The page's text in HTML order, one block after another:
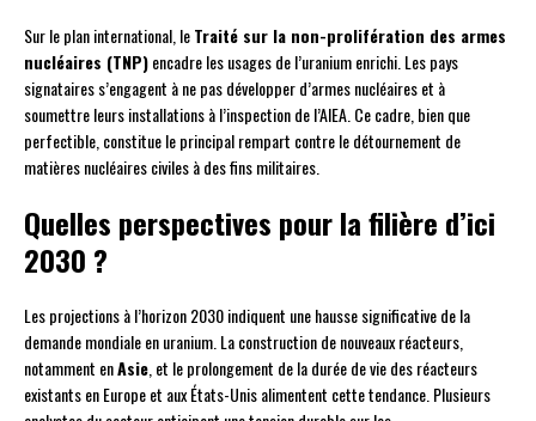
Sur le plan international, leTraité sur la non-prolifération des armes
nucléaires (TNP)encadre les usages de l’uranium enrichi. Les pays
signataires s’engagent à ne pas développer d’armes nucléaires et à
soumettre leurs installations à l’inspection de l’AIEA. Ce cadre, bien que
perfectible, constitue le principal rempart contre le détournement de
matières nucléaires civiles à des fins militaires.
Quelles perspectives pour la filière d’ici
2030 ?
Les projections à l’horizon 2030 indiquent une hausse significative de la
demande mondiale en uranium. La construction de nouveaux réacteurs,
notamment enAsie, et le prolongement de la durée de vie des réacteurs
existants en Europe et aux États-Unis alimentent cette tendance. Plusieurs